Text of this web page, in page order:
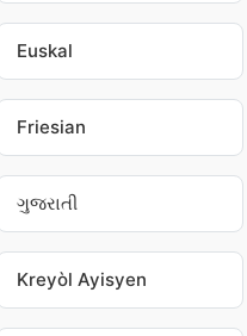
Euskal
Friesian
ગુજરાતી
Kreyòl Ayisyen